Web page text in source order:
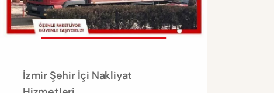
İzmir Şehir İçi Nakliyat